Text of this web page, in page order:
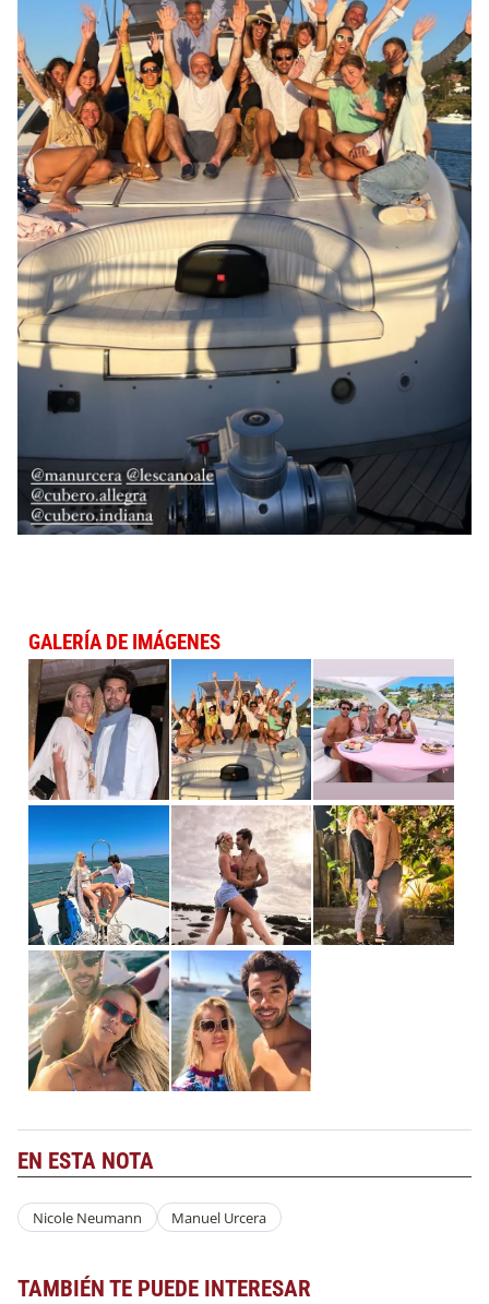
GALERÍA DE IMÁGENES
EN ESTA NOTA
Nicole Neumann Manuel Urcera
TAMBIÉN TE PUEDE INTERESAR